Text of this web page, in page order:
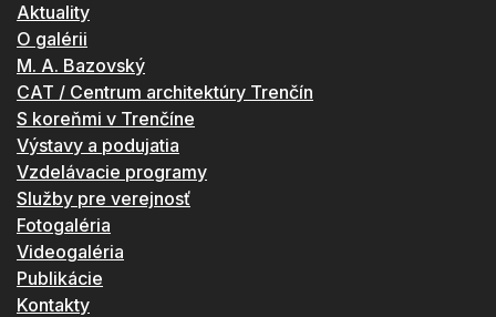
Aktuality
O galérii
M. A. Bazovský
CAT / Centrum architektúry Trenčín
S koreňmi v Trenčíne
Výstavy a podujatia
Vzdelávacie programy
Služby pre verejnosť
Fotogaléria
Videogaléria
Publikácie
Kontakty